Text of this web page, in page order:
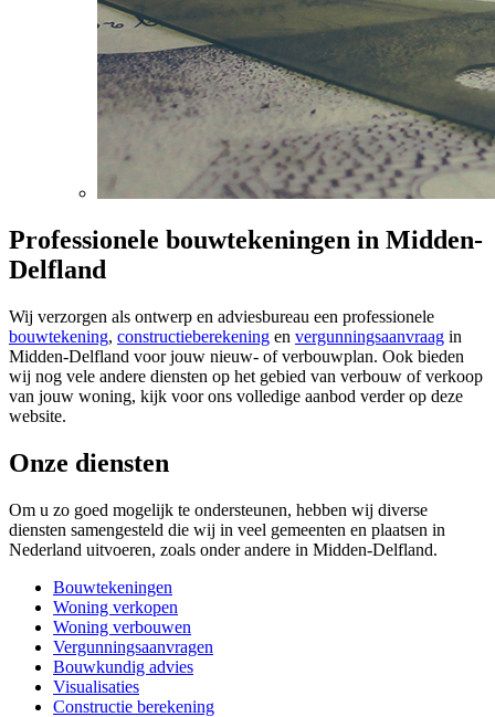
Professionele bouwtekeningen in Midden-
Delfland
Wij verzorgen als ontwerp en adviesbureau een professionele
bouwtekening, constructieberekening en vergunningsaanvraag in
Midden-Delfland voor jouw nieuw- of verbouwplan. Ook bieden
wij nog vele andere diensten op het gebied van verbouw of verkoop
van jouw woning, kijk voor ons volledige aanbod verder op deze
website.
Onze diensten
Om u zo goed mogelijk te ondersteunen, hebben wij diverse
diensten samengesteld die wij in veel gemeenten en plaatsen in
Nederland uitvoeren, zoals onder andere in Midden-Delfland.
Bouwtekeningen
Woning verkopen
Woning verbouwen
Vergunningsaanvragen
Bouwkundig advies
Visualisaties
Constructie berekening